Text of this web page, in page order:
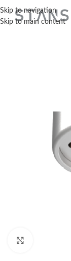
Skip to navigation
Skip to main content
Hem / Stansverktyg